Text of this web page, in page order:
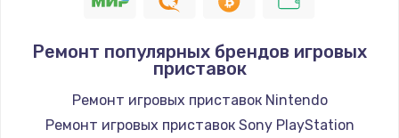
Замена шнура
Заказать
Замена / ремонт электронного модуля
управления
Ремонт популярных брендов игровых
приставок
Ремонт игровых приставок Nintendo
Ремонт игровых приставок Sony PlayStation